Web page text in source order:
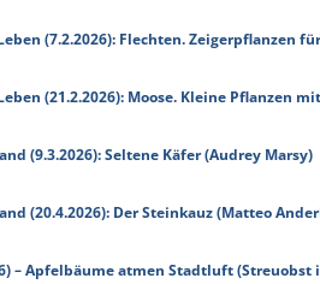
(7.2.2026): Flechten. Zeigerpflanzen
(21.2.2026): Moose. Kleine Pflanzen
(9.3.2026): Seltene Käfer (Audrey Marsy)
(20.4.2026): Der Steinkauz (Matteo
– Apfelbäume atmen Stadtluft